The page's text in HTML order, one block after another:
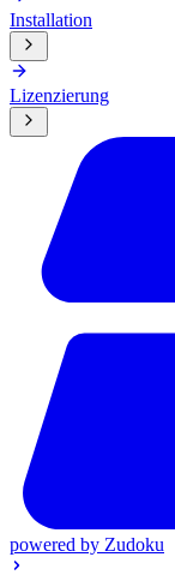
Installation
Lizenzierung
powered by Zudoku